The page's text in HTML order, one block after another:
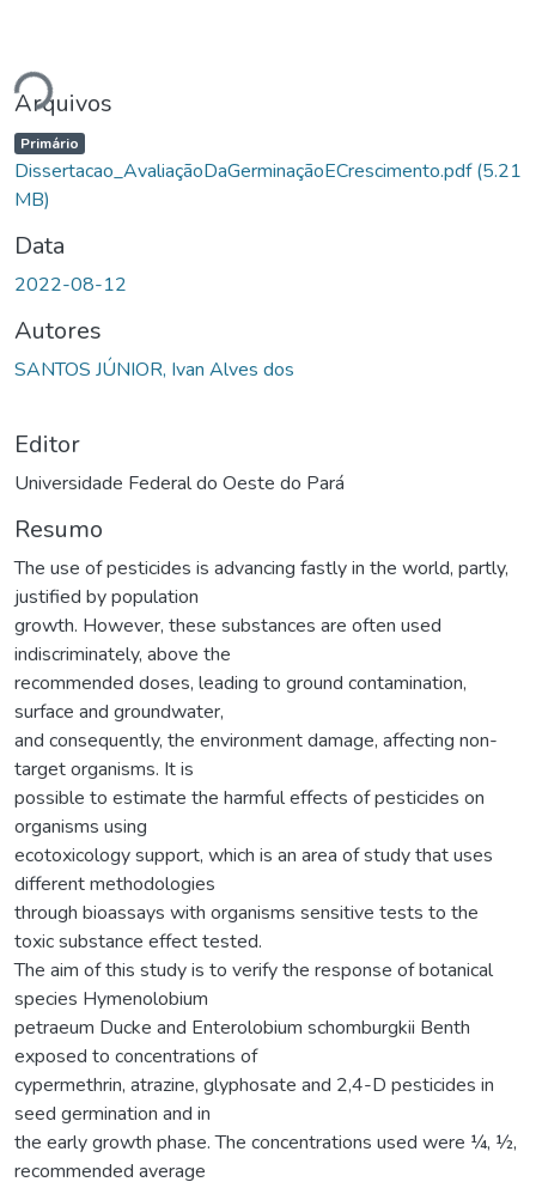
Carregando...
Arquivos
Primário
Dissertacao_AvaliaçãoDaGerminaçãoECrescimento.pdf(5.21
MB)
Data
2022-08-12
Autores
SANTOS JÚNIOR, Ivan Alves dos
Editor
Universidade Federal do Oeste do Pará
Resumo
The use of pesticides is advancing fastly in the world, partly,
justified by population
growth. However, these substances are often used
indiscriminately, above the
recommended doses, leading to ground contamination,
surface and groundwater,
and consequently, the environment damage, affecting non-
target organisms. It is
possible to estimate the harmful effects of pesticides on
organisms using
ecotoxicology support, which is an area of study that uses
different methodologies
through bioassays with organisms sensitive tests to the
toxic substance effect tested.
The aim of this study is to verify the response of botanical
species Hymenolobium
petraeum Ducke and Enterolobium schomburgkii Benth
exposed to concentrations of
cypermethrin, atrazine, glyphosate and 2,4-D pesticides in
seed germination and in
the early growth phase. The concentrations used were ¼, ½,
recommended average